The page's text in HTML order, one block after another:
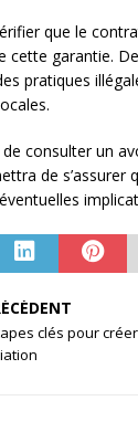
que le
cette garantie.
pratiques
de consulter un
de s’assurer
clés pour